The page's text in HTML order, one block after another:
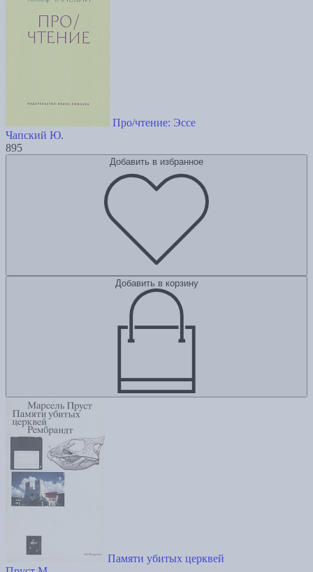
Про/чтение: Эссе
Чапский Ю.
895
Добавить в избранное
Добавить в корзину
Памяти убитых церквей